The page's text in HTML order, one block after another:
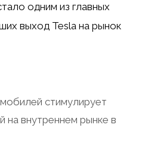
одним из главных
выход Tesla на рынок
стимулирует
внутреннем рынке в